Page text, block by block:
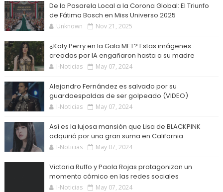
De la Pasarela Local a la Corona Global: El Triunfo
de Fátima Bosch en Miss Universo 2025
Unknown Nov 21, 2025
¿Katy Perry en la Gala MET? Estas imágenes
creadas por IA engañaron hasta a su madre
I-Noticias May 07, 2024
Alejandro Fernández es salvado por su
guardaespaldas de ser golpeado (VIDEO)
I-Noticias May 07, 2024
Así es la lujosa mansión que Lisa de BLACKPINK
adquirió por una gran suma en California
I-Noticias May 07, 2024
Victoria Ruffo y Paola Rojas protagonizan un
momento cómico en las redes sociales
I-Noticias May 07, 2024